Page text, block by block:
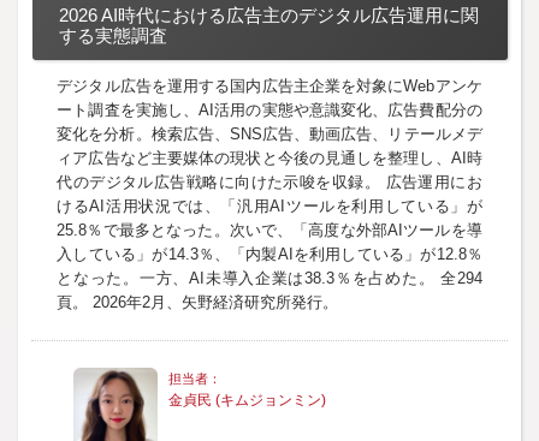
2026 AI時代における広告主のデジタル広告運用に関
する実態調査
デジタル広告を運用する国内広告主企業を対象にWebアンケ
ート調査を実施し、AI活用の実態や意識変化、広告費配分の
変化を分析。検索広告、SNS広告、動画広告、リテールメデ
ィア広告など主要媒体の現状と今後の見通しを整理し、AI時
代のデジタル広告戦略に向けた示唆を収録。 広告運用にお
けるAI活用状況では、「汎用AIツールを利用している」が
25.8％で最多となった。次いで、「高度な外部AIツールを導
入している」が14.3％、「内製AIを利用している」が12.8％
となった。一方、AI未導入企業は38.3％を占めた。 全294
頁。 2026年2月、矢野経済研究所発行。
金貞民 (キムジョンミン)